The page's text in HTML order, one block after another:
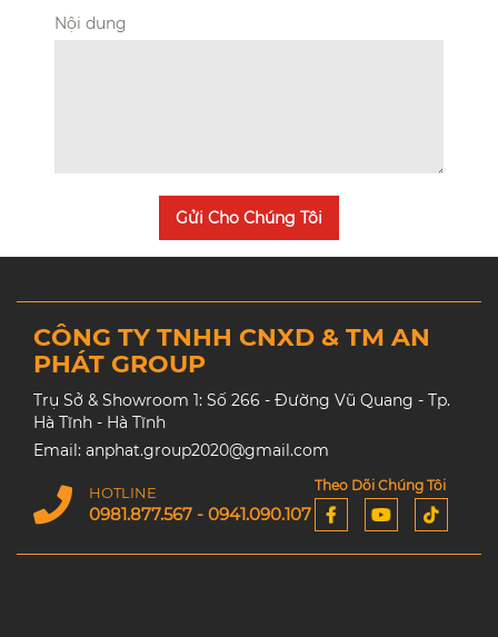
Nội dung
Gửi Cho Chúng Tôi
CÔNG TY TNHH CNXD & TM AN
PHÁT GROUP
Trụ Sở & Showroom 1: Số 266 - Đường Vũ Quang - Tp.
Hà Tĩnh - Hà Tĩnh
Email: anphat.group2020@gmail.com
HOTLINE
0981.877.567 - 0941.090.107
Theo Dõi Chúng Tôi